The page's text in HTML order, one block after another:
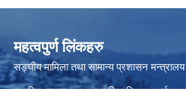
महत्वपुर्ण लिंकहरु
सङ्घीय मामिला तथा सामान्य प्रशासन मन्त्रालय